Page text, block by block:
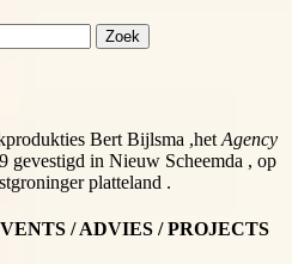
Zoek
Bert Bijlsma ,het Agency
gevestigd in Nieuw Scheemda , op
platteland .
/ ADVIES / PROJECTS